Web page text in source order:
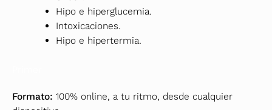
Hipo e hiperglucemia.
Intoxicaciones.
Hipo e hipertermia.
Formato: 100% online, a tu ritmo, desde cualquier